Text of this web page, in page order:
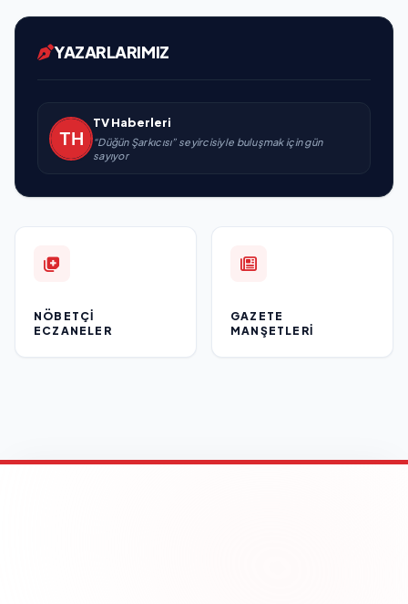
YAZARLARIMIZ
TV Haberleri
“Düğün Şarkıcısı” seyircisiyle buluşmak için gün
sayıyor
NÖBETÇI
ECZANELER
GAZETE
MANŞETLERI